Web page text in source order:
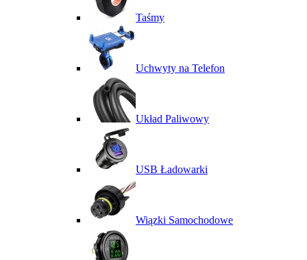
Taśmy
Uchwyty na Telefon
Układ Paliwowy
USB Ładowarki
Wiązki Samochodowe